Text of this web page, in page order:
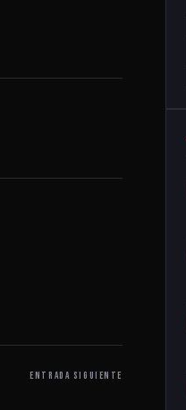
ENTRADA SIGUIENTE